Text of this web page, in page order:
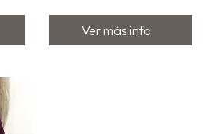
Ver más info